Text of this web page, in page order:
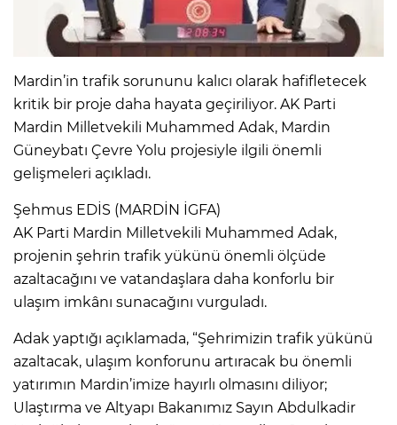
Mardin’in trafik sorununu kalıcı olarak hafifletecek
kritik bir proje daha hayata geçiriliyor. AK Parti
Mardin Milletvekili Muhammed Adak, Mardin
Güneybatı Çevre Yolu projesiyle ilgili önemli
gelişmeleri açıkladı.
Şehmus EDİS (MARDİN İGFA)
AK Parti Mardin Milletvekili Muhammed Adak,
projenin şehrin trafik yükünü önemli ölçüde
azaltacağını ve vatandaşlara daha konforlu bir
ulaşım imkânı sunacağını vurguladı.
Adak yaptığı açıklamada, “Şehrimizin trafik yükünü
azaltacak, ulaşım konforunu artıracak bu önemli
yatırımın Mardin’imize hayırlı olmasını diliyor;
Ulaştırma ve Altyapı Bakanımız Sayın Abdulkadir